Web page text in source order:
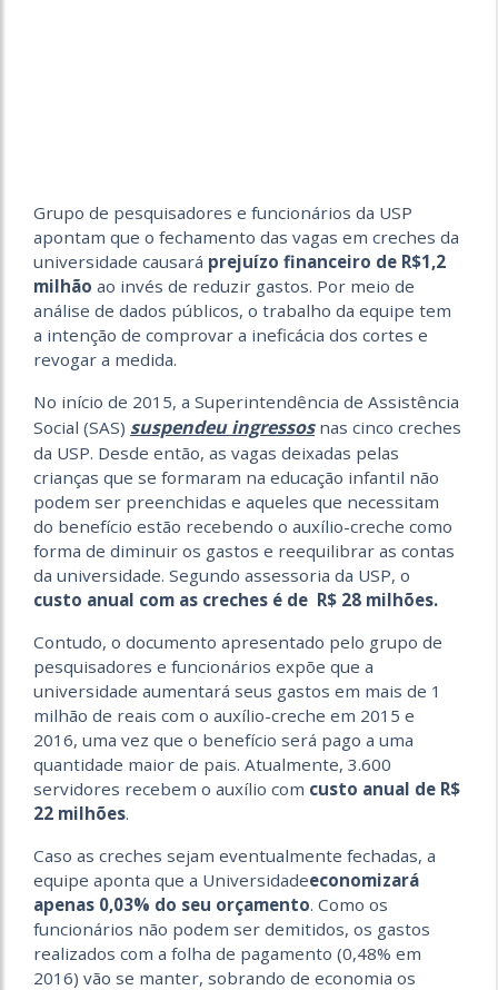
Grupo de pesquisadores e funcionários da USP
apontam que o fechamento das vagas em creches da
universidade causará prejuízo financeiro de R$1,2
milhão ao invés de reduzir gastos. Por meio de
análise de dados públicos, o trabalho da equipe tem
a intenção de comprovar a ineficácia dos cortes e
revogar a medida.
No início de 2015, a Superintendência de Assistência
Social (SAS) suspendeu ingressosnas cinco creches
da USP. Desde então, as vagas deixadas pelas
crianças que se formaram na educação infantil não
podem ser preenchidas e aqueles que necessitam
do benefício estão recebendo o auxílio-creche como
forma de diminuir os gastos e reequilibrar as contas
da universidade. Segundo assessoria da USP, o
custo anual com as creches é de R$ 28 milhões.
Contudo, o documento apresentado pelo grupo de
pesquisadores e funcionários expõe que a
universidade aumentará seus gastos em mais de 1
milhão de reais com o auxílio-creche em 2015 e
2016, uma vez que o benefício será pago a uma
quantidade maior de pais. Atualmente, 3.600
servidores recebem o auxílio com custo anual de R$
22 milhões.
Caso as creches sejam eventualmente fechadas, a
equipe aponta que a Universidadeeconomizará
apenas 0,03% do seu orçamento. Como os
funcionários não podem ser demitidos, os gastos
realizados com a folha de pagamento (0,48% em
2016) vão se manter, sobrando de economia os